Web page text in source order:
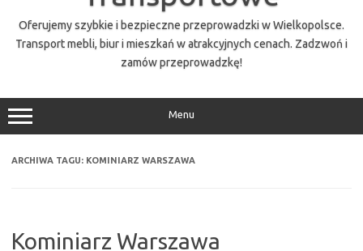
Oferujemy szybkie i bezpieczne przeprowadzki w Wielkopolsce.
Transport mebli, biur i mieszkań w atrakcyjnych cenach. Zadzwoń i
zamów przeprowadzkę!
Menu
ARCHIWA TAGU: KOMINIARZ WARSZAWA
Kominiarz Warszawa